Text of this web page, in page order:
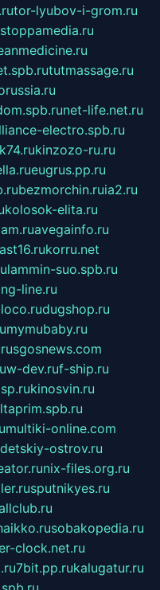
tor-lyubov-i-grom.ru
stoppamedia.ru
tutmassage.ru
net-life.net.ru
electro.spb.ru
kinzozo-ru.ru
eugrus.pp.ru
bezmorchin.ruia2.ru
kolosok-elita.ru
avegainfo.ru
korru.net
lammin-suo.spb.ru
line.ru
dugshop.ru
mymubaby.ru
rusgosnews.com
w-dev.ruf-ship.ru
kinosvin.ru
multiki-online.com
detskiy-ostrov.ru
nix-files.org.ru
sputnikyes.ru
sobakopedia.ru
clock.net.ru
7bit.pp.rukalugatur.ru